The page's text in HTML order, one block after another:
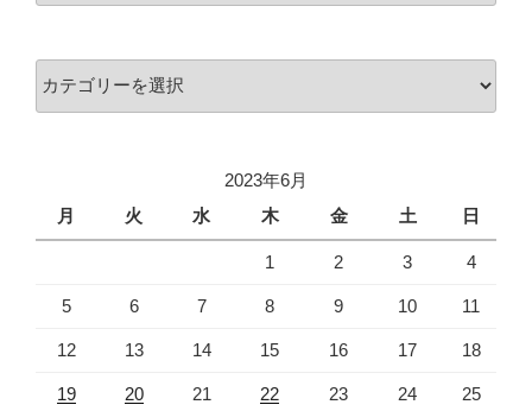
ブ
テ
2023年6月
月
火 水 木 金 土 日
1 2 3 4
5 6 7 8 9 10 11
12 13 14 15 16 17 18
19 20 21 22 23 24 25